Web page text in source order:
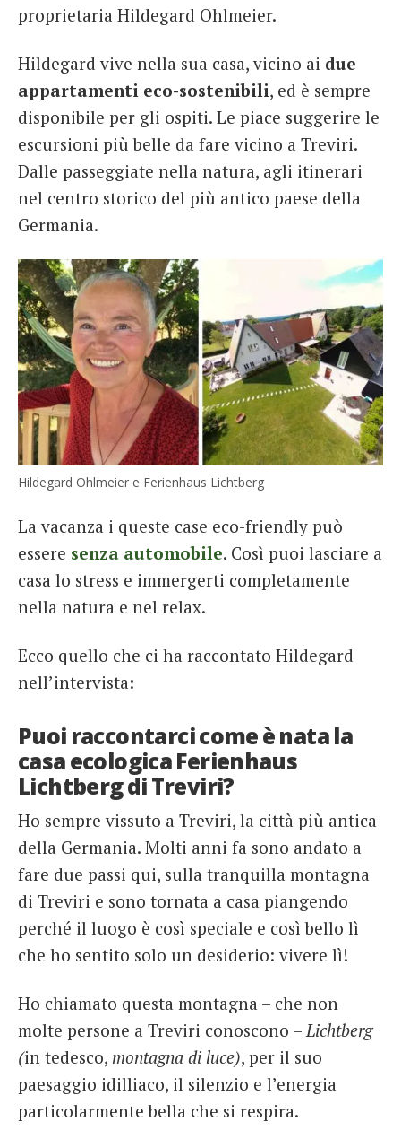
proprietaria Hildegard Ohlmeier.
Hildegard vive nella sua casa, vicino ai due
appartamenti eco-sostenibili, ed è sempre
disponibile per gli ospiti. Le piace suggerire le
escursioni più belle da fare vicino a Treviri.
Dalle passeggiate nella natura, agli itinerari
nel centro storico del più antico paese della
Germania.
Hildegard Ohlmeier e Ferienhaus Lichtberg
La vacanza i queste case eco-friendly può
essere senza automobile. Così puoi lasciare a
casa lo stress e immergerti completamente
nella natura e nel relax.
Ecco quello che ci ha raccontato Hildegard
nell’intervista:
Puoi raccontarci come è nata la
casa ecologica Ferienhaus
Lichtberg di Treviri?
Ho sempre vissuto a Treviri, la città più antica
della Germania. Molti anni fa sono andato a
fare due passi qui, sulla tranquilla montagna
di Treviri e sono tornata a casa piangendo
perché il luogo è così speciale e così bello lì
che ho sentito solo un desiderio: vivere lì!
Ho chiamato questa montagna – che non
molte persone a Treviri conoscono –Lichtberg
(in tedesco, montagna di luce), per il suo
paesaggio idilliaco, il silenzio e l’energia
particolarmente bella che si respira.